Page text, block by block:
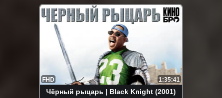
FHD 1:35:41
Чёрный рыцарь | Black Knight (2001)